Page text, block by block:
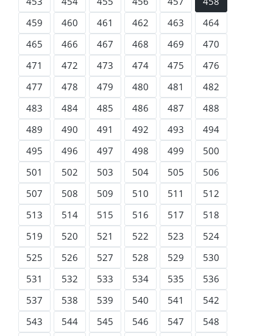
459
460 461 462 463
464
465
466 467 468 469
470
471
472 473 474 475
476
477
478 479 480 481
482
483
484 485 486 487
488
489
490 491 492 493
494
495
496 497 498 499
500
501
502 503 504 505
506
507
508 509 510 511
512
513
514 515 516 517
518
519
520 521 522 523
524
525
526 527 528 529
530
531
532 533 534 535
536
537
538 539 540 541
542
543
544 545 546 547
548